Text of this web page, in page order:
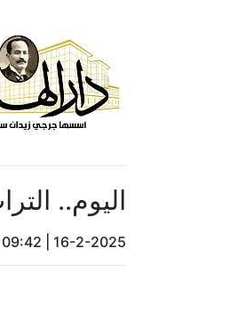
اليوم..
16-2-2025
09:42